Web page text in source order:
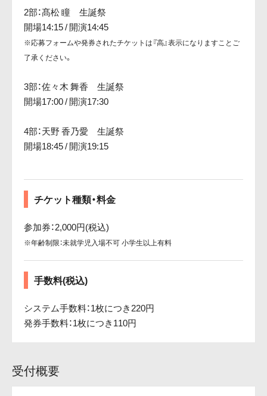
2部：髙松 瞳 生誕祭
開場14:15 / 開演14:45
※応募フォームや発券されたチケットは『高』表示になりますことご
了承ください。
3部：佐々木 舞香 生誕祭
開場17:00 / 開演17:30
4部：天野 香乃愛 生誕祭
開場18:45 / 開演19:15
チケット種類・料金
参加券：2,000円(税込)
※年齢制限：未就学児入場不可 小学生以上有料
手数料(税込)
システム手数料：1枚につき220円
発券手数料：1枚につき110円
受付概要